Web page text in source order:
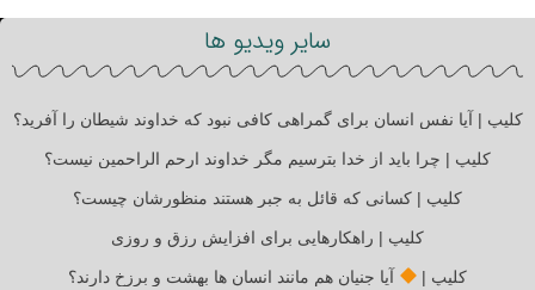
سایر ویدیو ها
کلیپ | آیا نفس انسان برای گمراهی کافی نبود که خداوند شیطان را آفرید؟
کلیپ | چرا باید از خدا بترسیم مگر خداوند ارحم الراحمین نیست؟
کلیپ | کسانی که قائل به جبر هستند منظورشان چیست؟
کلیپ | راهکارهایی برای افزایش رزق و روزی
کلیپ | آیا جنیان هم مانند انسان ها بهشت و برزخ دارند؟